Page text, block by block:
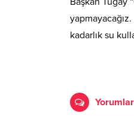
kadarlık su
Yorumlar